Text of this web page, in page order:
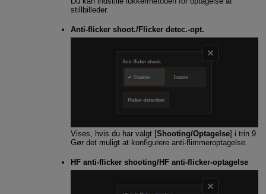
stillbilleder.
Anti-flicker shoot./Flicker detec.-opt.
Vises, hvis du har valgt [Shooting/Optagelse] i trin 9.
Gør det muligt at konfigurere anti-flimmeroptagelse.
HF anti-flicker shooting/HF anti-flicker-optagelse